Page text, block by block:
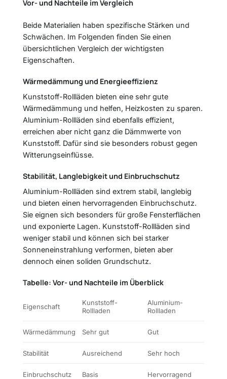
Vor- und Nachteile im Vergleich
Beide Materialien haben spezifische Stärken und
Schwächen. Im Folgenden finden Sie einen
übersichtlichen Vergleich der wichtigsten
Eigenschaften.
Wärmedämmung und Energieeffizienz
Kunststoff-Rollläden bieten eine sehr gute
Wärmedämmung und helfen, Heizkosten zu sparen.
Aluminium-Rollläden sind ebenfalls effizient,
erreichen aber nicht ganz die Dämmwerte von
Kunststoff. Dafür sind sie besonders robust gegen
Witterungseinflüsse.
Stabilität, Langlebigkeit und Einbruchschutz
Aluminium-Rollläden sind extrem stabil, langlebig
und bieten einen hervorragenden Einbruchschutz.
Sie eignen sich besonders für große Fensterflächen
und exponierte Lagen. Kunststoff-Rollläden sind
weniger stabil und können sich bei starker
Sonneneinstrahlung verformen, bieten aber
dennoch einen soliden Grundschutz.
Tabelle: Vor- und Nachteile im Überblick
Eigenschaft
Kunststoff-
Rollladen
Aluminium-
Rollladen
Wärmedämmung Sehr gut Gut
Stabilität Ausreichend Sehr hoch
Einbruchschutz Basis Hervorragend